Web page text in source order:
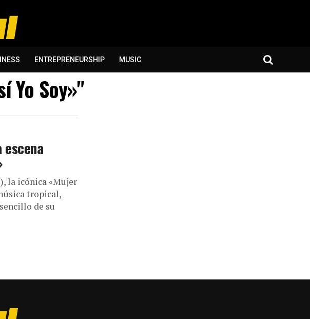
ENTREPRENEURSHIP MUSIC
Yo Soy»"
escena
la icónica «Mujer
tropical,
de su